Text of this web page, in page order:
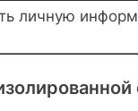
личную